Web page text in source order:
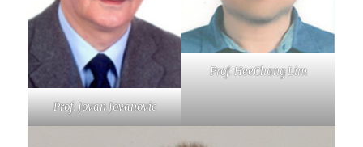
Prof. Jovan Jovanovic
Prof. HeeChang Lim